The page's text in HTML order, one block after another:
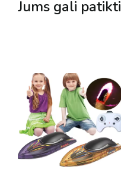
Jums gali patikti